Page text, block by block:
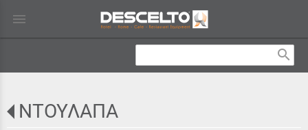
menu
search
ΝΤΟΥΛΑΠΑ